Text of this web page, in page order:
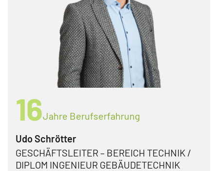
16Jahre Berufserfahrung
Udo Schrötter
GESCHÄFTSLEITER – BEREICH TECHNIK /
DIPLOM INGENIEUR GEBÄUDETECHNIK